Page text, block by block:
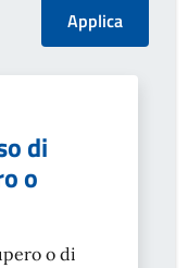
di
o
o di